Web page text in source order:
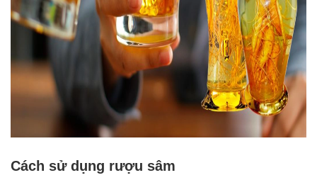
Cách sử dụng rượu sâm